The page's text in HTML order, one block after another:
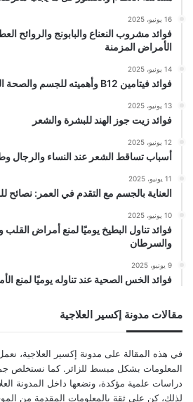
16 يونيو، 2025
فوائد مشروب النعناع والبابونج والروائح
الأمراض المزمنة
14 يونيو، 2025
فوائد فيتامين B12 وأهميته للجسم والصحة العامة
13 يونيو، 2025
فوائد زيت جوز الهند للبشرة والشعر
12 يونيو، 2025
أسباب تساقط الشعر عند النساء والرجال
11 يونيو، 2025
العناية بالجسم مع التقدم في العمر: نصائح
10 يونيو، 2025
فوائد تناول البطيخ يوميًا لمنع أمراض
والسرطان
9 يونيو، 2025
فوائد الخس الصحية عند تناوله يوميًا لمنع
مقالات مدونة إكسير العلاجية
في هذه المقالة على مدونة إكسير العلاجية،
المعلومات بشكل مبسط للزائر. كما نستخلص
دراسات علمية مؤكدة، ونضعها داخل المدونة
لذلك، كن على ثقة بالمعلومات المقدمة من